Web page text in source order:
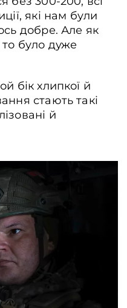
які нам були
добре. Але як
було дуже
бік хлипкої й
стають такі
й